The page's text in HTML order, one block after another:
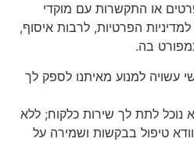
או התקשרות עם מוקדי
הפרטיות, לרבות איסוף,
בה.
עשויה למנוע מאיתנו לספק לך
לתת לך שירות כלקוח; ללא
טיפול בבקשות ושמירה על